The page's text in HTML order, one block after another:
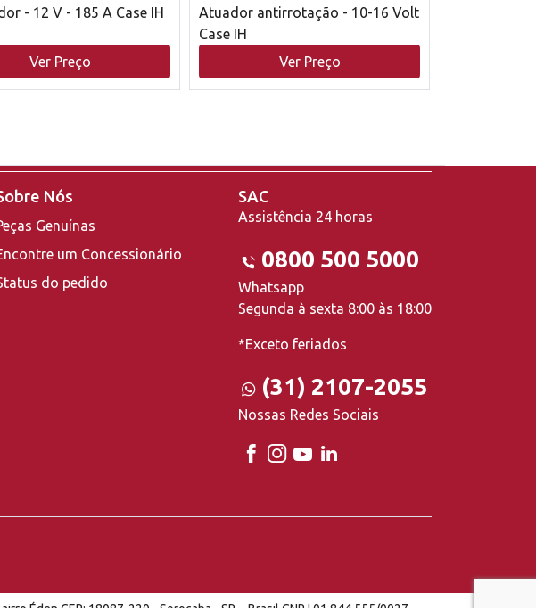
- 12 V - 185 A Case IH
Ver Preço
Atuador antirrotação - 10-16 Volt
Case IH
Ver Preço
Nós
Genuínas
um Concessionário
do pedido
SAC
Assistência 24 horas
0800 500 5000
Whatsapp
Segunda à sexta 8:00 às 18:00
*Exceto feriados
(31) 2107-2055
Nossas Redes Sociais